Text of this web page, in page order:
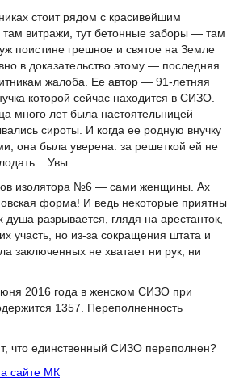
стоит рядом с красивейшим
витражи, тут бетонные заборы — там
поистине грешное и святое на Земле
в доказательство этому — последняя
жалоба. Ее автор — 91-летняя
которой сейчас находится в СИЗО.
много лет была настоятельницей
сироты. И когда ее родную внучку
она была уверена: за решеткой ей не
Увы.
изолятора №6 — сами женщины. Ах
форма! И ведь некоторые приятны
разрывается, глядя на арестанток,
участь, но из-за сокращения штата и
заключенных не хватает ни рук, ни
2016 года в женском СИЗО при
1357. Переполненность
что единственный СИЗО переполнен?
сайте МК